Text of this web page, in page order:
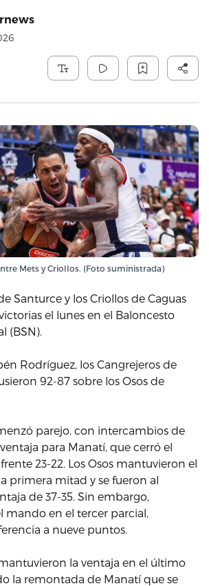
Mets y Criollos. (Foto suministrada)
Santurce y los Criollos de Caguas
el lunes en el Baloncesto
(BSN).
Rodríguez, los Cangrejeros de
92-87 sobre los Osos de
parejo, con intercambios de
para Manatí, que cerró el
23-22. Los Osos mantuvieron el
primera mitad y se fueron al
de 37-35. Sin embargo,
mando en el tercer parcial,
a nueve puntos.
la ventaja en el último
la remontada de Manatí que se